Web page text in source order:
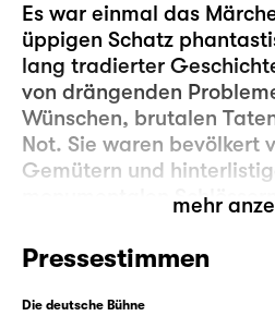
Es war einmal das
üppigen Schatz
lang tradierter
von drängenden
Wünschen, brutalen
Not. Sie waren bevölkert
Gemütern und
monumentalen
und sprechenden Tieren.
sich Tische selbst zu
oder ein ganzes Land
in hundertjährigen Schlaf.
mehr
Pressestimmen
Die deutsche Bühne